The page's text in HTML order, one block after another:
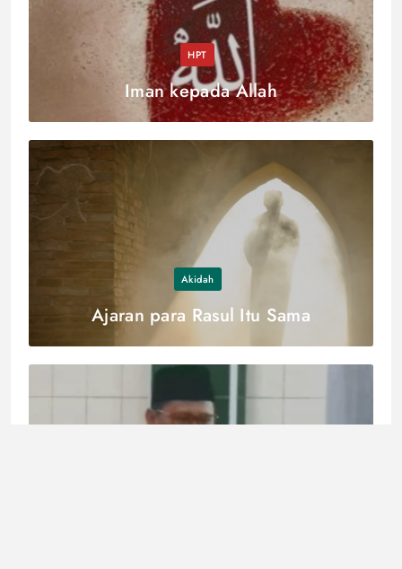
HPT
Iman kepada Allah
Akidah
Ajaran para Rasul Itu Sama